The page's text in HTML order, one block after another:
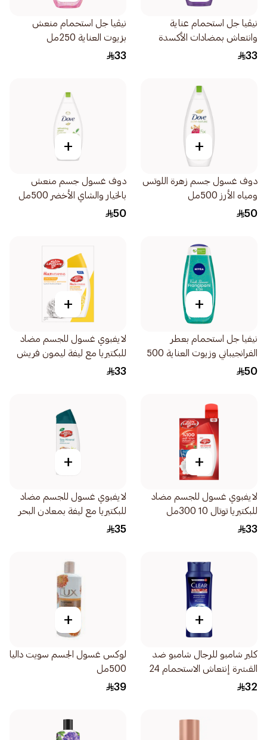
نيڤيا جل استحمام عناية
وانتعاش بمضادات الأكسدة
عطر التوت 250مل
33
نيڤيا جل استحمام منعش
بزيوت العناية 250مل
33
+
دوف غسول جسم زهرة اللوتس
ومياه الأرز 500مل
50
+
دوف غسول جسم منعش
بالخيار والشاي الأخضر 500مل
50
+
نيفيا جل استحمام بعطر
الفرانجيباني وزيوت العناية 500
مل
50
+
لايفبوي غسول للجسم مضاد
للبكتيريا مع ليفة ليمون فريش
300مل
33
+
لايفبوي غسول للجسم مضاد
للبكتيريا توتال 10 300مل
33
+
لايفبوي غسول للجسم مضاد
للبكتيريا مع ليفة بمعادن البحر
300مل
35
+
كلير شامبو للرجال شامبو ضد
القشرة إنتعاش الاستحمام 24
ساعة من الإنتعاش 600مل
32
+
لوكس غسول الجسم سويت داليا
500مل
39